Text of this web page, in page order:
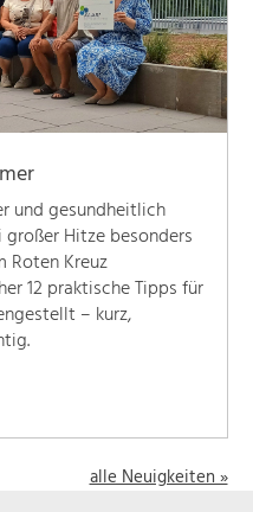
und gesundheitlich
Hitze besonders
Roten Kreuz
12 praktische Tipps für
– kurz,
alle Neuigkeiten »